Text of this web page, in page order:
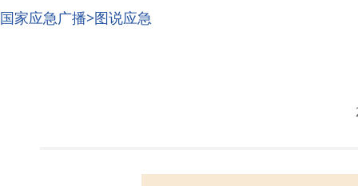
国家应急广播>图说应急